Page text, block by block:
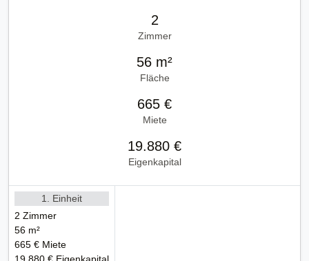
2
Zimmer
56 m²
Fläche
665 €
Miete
19.880 €
Eigenkapital
1. Einheit
2 Zimmer
56 m²
665 € Miete
19.880 € Eigenkapital